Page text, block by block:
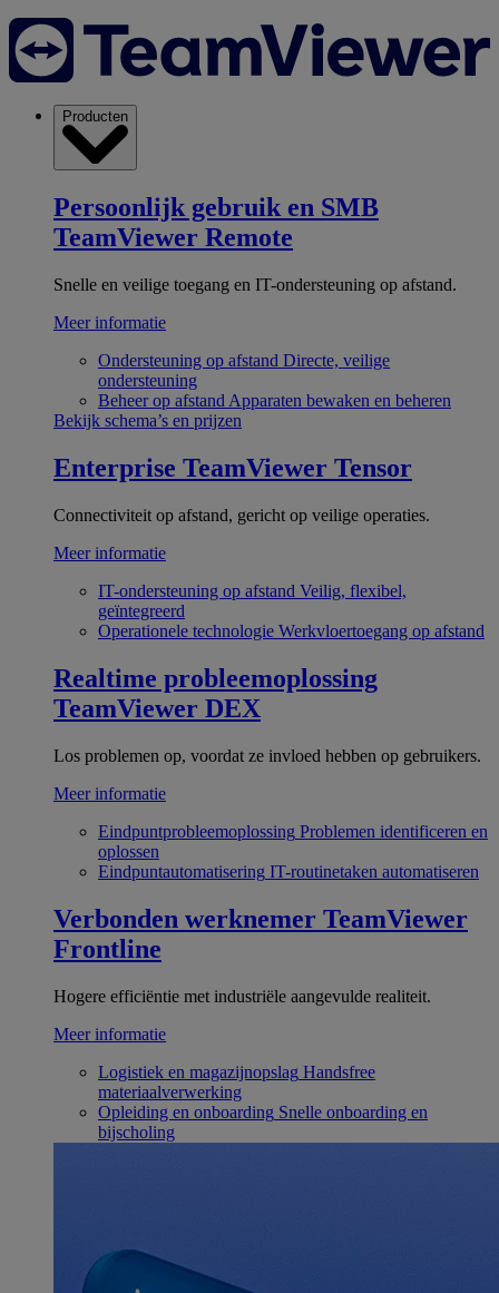
Producten
Persoonlijk gebruik en SMB
TeamViewer Remote
Snelle en veilige toegang en IT-ondersteuning op afstand.
Meer informatie
Ondersteuning op afstand Directe, veilige
ondersteuning
Beheer op afstand Apparaten bewaken en beheren
Bekijk schema’s en prijzen
Enterprise TeamViewer Tensor
Connectiviteit op afstand, gericht op veilige operaties.
Meer informatie
IT-ondersteuning op afstand Veilig, flexibel,
geïntegreerd
Operationele technologie Werkvloertoegang op afstand
Realtime probleemoplossing
TeamViewer DEX
Los problemen op, voordat ze invloed hebben op gebruikers.
Meer informatie
Eindpuntprobleemoplossing Problemen identificeren en
oplossen
Eindpuntautomatisering IT-routinetaken automatiseren
Verbonden werknemer TeamViewer
Frontline
Hogere efficiëntie met industriële aangevulde realiteit.
Meer informatie
Logistiek en magazijnopslag Handsfree
materiaalverwerking
Opleiding en onboarding Snelle onboarding en
bijscholing